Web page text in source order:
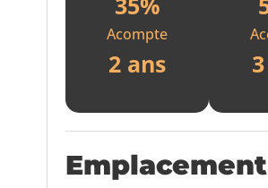
Acompte
2 ans